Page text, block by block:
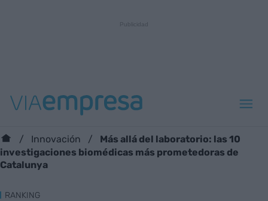
Innovación
Más allá del laboratorio: las 10
investigaciones biomédicas más prometedoras de
Catalunya
RANKING